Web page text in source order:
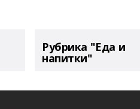
Рубрика "Еда и
напитки"